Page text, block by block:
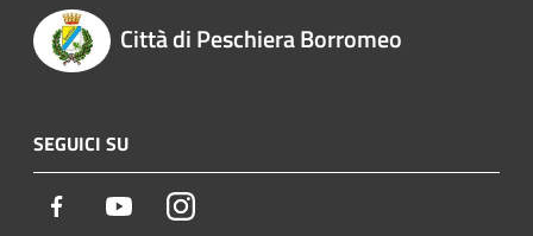
Città di Peschiera Borromeo
SEGUICI SU
Facebook YoutubeInstagram